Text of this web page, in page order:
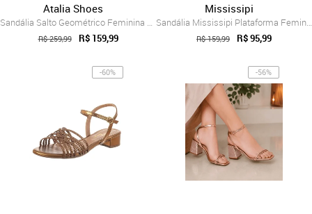
Atalia Shoes
Sandália Salto Geométrico Feminina Atali...
R$ 259,99 R$ 159,99
Mississipi
Sandália Mississipi Plataforma Feminina Bronze
R$ 159,99 R$ 95,99
-60% -56%